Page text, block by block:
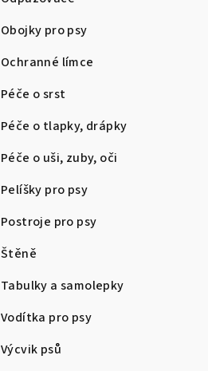
Obojky pro psy
Ochranné límce
Péče o srst
Péče o tlapky, drápky
Péče o uši, zuby, oči
Pelíšky pro psy
Postroje pro psy
Štěně
Tabulky a samolepky
Vodítka pro psy
Výcvik psů